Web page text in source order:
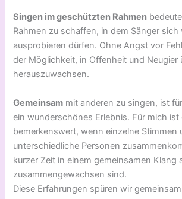
Singen im geschützten Rahmen
Rahmen zu schaffen, in dem Sänger sich
ausprobieren dürfen. Ohne Angst vor
der Möglichkeit, in Offenheit und Neugier
herauszuwachsen.
Gemeinsam mit anderen zu singen, ist
ein wunderschönes Erlebnis. Für mich ist
bemerkenswert, wenn einzelne Stimmen
unterschiedliche Personen
kurzer Zeit in einem gemeinsamen Klang
zusammengewachsen sind.
Diese Erfahrungen spüren wir